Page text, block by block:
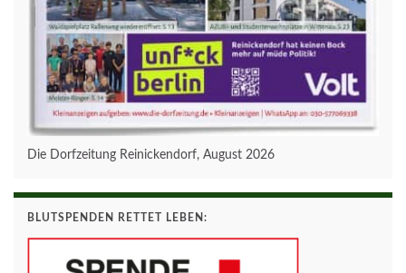
Die Dorfzeitung Reinickendorf, August 2026
BLUTSPENDEN RETTET LEBEN: